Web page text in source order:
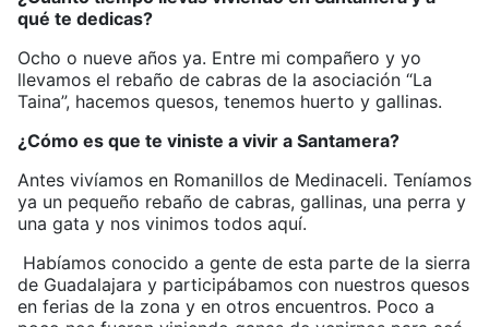
qué te dedicas?
Ocho o nueve años ya. Entre mi compañero y yo
llevamos el rebaño de cabras de la asociación “La
Taina”, hacemos quesos, tenemos huerto y gallinas.
¿Cómo es que te viniste a vivir a Santamera?
Antes vivíamos en Romanillos de Medinaceli. Teníamos
ya un pequeño rebaño de cabras, gallinas, una perra y
una gata y nos vinimos todos aquí.
Habíamos conocido a gente de esta parte de la sierra
de Guadalajara y participábamos con nuestros quesos
en ferias de la zona y en otros encuentros. Poco a